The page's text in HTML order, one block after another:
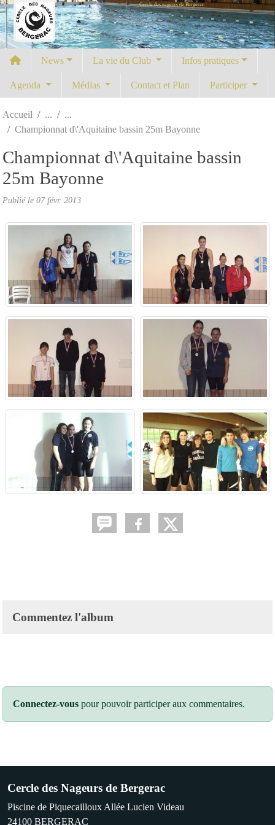
Cercle des nageurs de Bergerac
News La vie du Club Infos pratiques
Agenda Médias Contact et Plan Participer
Accueil
Championnat d\'Aquitaine bassin 25m Bayonne
Championnat d\'Aquitaine bassin
25m Bayonne
Publié le 07 févr. 2013
Commentez l'album
Connectez-vous pour pouvoir participer aux commentaires.
Cercle des Nageurs de Bergerac
Piscine de Piquecailloux Allée Lucien Videau
24100 BERGERAC
Panneau de gestion des cookies